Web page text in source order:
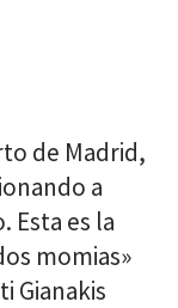
de Madrid,
a
Esta es la
momias»
Gianakis